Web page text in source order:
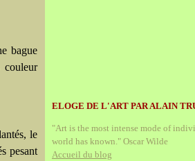
bague
couleur
le
pesant
ELOGE DE L'ART PAR ALAIN
"Art is the most intense mode of
world has known." Oscar Wilde
Accueil du blog